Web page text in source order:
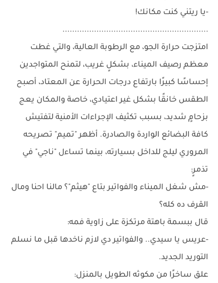
-يا ريتني كنت مكانك!
............................................................
امتزجت حرارة الجو، مع الرطوبة العالية، والتي غطت
معظم رصيف الميناء، بشكلٍ غريب، لتمنح المتواجدين
إحساسًا كبيرًا بارتفاع درجات الحرارة عن المعتاد، أصبح
الطقس خانقًا بشكل غير اعتيادي، خاصة والمكان يعج
بزحامٍ شديد، بسبب تكثيف الإجراءات الأمنية لتفتيش
كافة البضائع الواردة والصادرة. أظهر "تميم" تصريحه
المروري ليلج للداخل بسيارته، بينما تساءل "ناجي" في
تذمرٍ:
-مش شغل الميناء والفواتير بتاع "هيثم"؟ مالنا احنا ومال
القرف ده كله؟
قال ببسمة باهتة مرتكزة على زاوية فمه:
-عريس يا سيدي.. والفواتير دي لازم ناخدها قبل ما نسلم
التوريد الجديد.
علق ساخرًا من مكوثه الطويل بالمنزل: